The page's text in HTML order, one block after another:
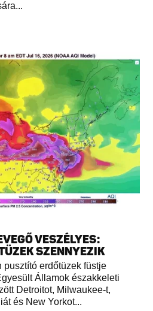
VESZÉLYES:
SZENNYEZIK
erdőtüzek füstje
Államok északkeleti
Detroitot, Milwaukee-t,
és New Yorkot...